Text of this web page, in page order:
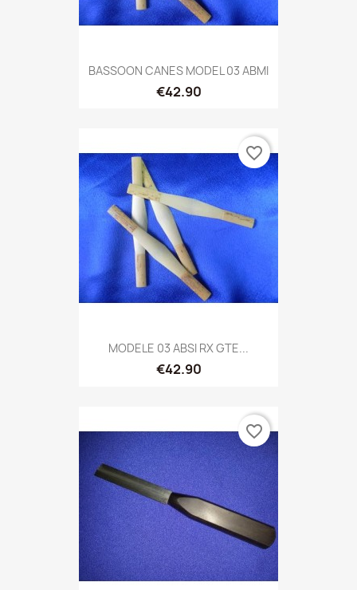
BASSOON CANES MODEL 03 ABMI
€42.90
MODELE 03 ABSI RX GTE...
€42.90
favorite_border
favorite_border